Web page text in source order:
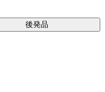
後発品